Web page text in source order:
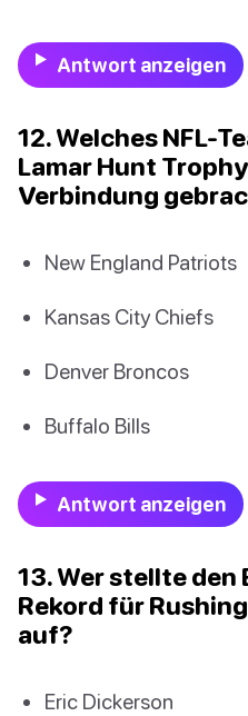
Antwort anzeigen
12. Welches NFL-
Lamar Hunt
Verbindung
New England Patriots
Kansas City Chiefs
Denver Broncos
Buffalo Bills
Antwort anzeigen
13. Wer stellte den
Rekord für
auf?
Eric Dickerson